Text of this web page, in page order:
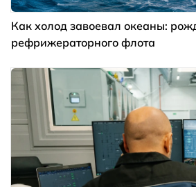
Как холод завоевал океаны:
рефрижераторного флота